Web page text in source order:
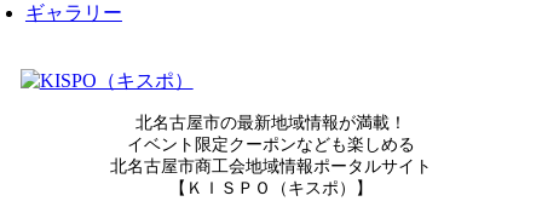
ギャラリー
北名古屋市の最新地域情報が満載！
イベント限定クーポンなども楽しめる
北名古屋市商工会地域情報ポータルサイト
【ＫＩＳＰＯ（キスポ）】